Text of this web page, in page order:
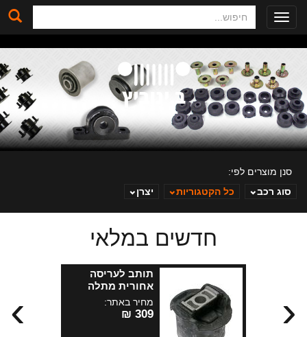
Toggle
navigation
ב. ינוביץ
סנן מוצרים לפי:
סוג רכב
כל הקטגוריות יצרן
חדשים במלאי
תותב לעריסה
אחורית מתלה
אחורי ג.צירוקי
WK2 11-17
מחיר באתר:
309 ₪
› ‹